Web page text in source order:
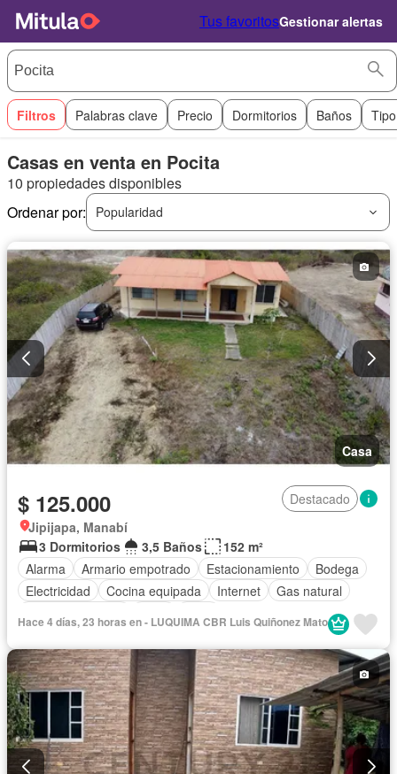
Tus favoritosGestionar alertas
Filtros Palabras clave Precio Dormitorios Baños
Casas en venta en Pocita
10 propiedades disponibles
Ordenar por:
Popularidad
Casa
$ 125.000
Destacado
Jipijapa, Manabí
3 Dormitorios
3,5 Baños
152 m²
Alarma
Armario empotrado Estacionamiento
Bodega
Electricidad
Cocina equipada Internet
Gas natural
Hace 4 días, 23 horas en - LUQUIMA CBR Luis Quiñonez Mato